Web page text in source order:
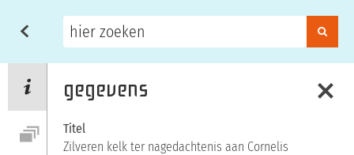
collectie
Gegevens
Assets
gegevens
Titel
Zilveren kelk ter nagedachtenis aan Cornelis